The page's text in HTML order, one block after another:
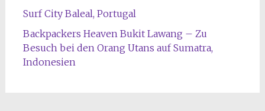
Surf City Baleal, Portugal
Backpackers Heaven Bukit Lawang – Zu
Besuch bei den Orang Utans auf Sumatra,
Indonesien